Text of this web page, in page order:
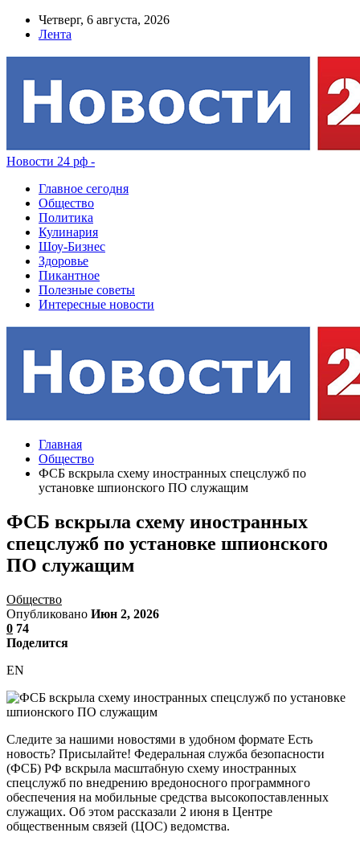
Четверг, 6 августа, 2026
Лента
Новости 24 рф -
Главное сегодня
Общество
Политика
Кулинария
Шоу-Бизнес
Здоровье
Пикантное
Полезные советы
Интересные новости
Главная
Общество
ФСБ вскрыла схему иностранных спецслужб по
установке шпионского ПО служащим
ФСБ вскрыла схему иностранных
спецслужб по установке шпионского
ПО служащим
Общество
Опубликовано Июн 2, 2026
0 74
Поделится
EN
Следите за нашими новостями в удобном формате Есть
новость? Присылайте! Федеральная служба безопасности
(ФСБ) РФ вскрыла масштабную схему иностранных
спецслужб по внедрению вредоносного программного
обеспечения на мобильные средства высокопоставленных
служащих. Об этом рассказали 2 июня в Центре
общественным связей (ЦОС) ведомства.